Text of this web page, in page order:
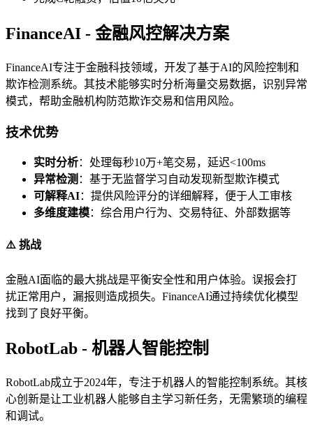
FinanceAI - 金融风控解决方案
FinanceAI专注于金融科技领域，开发了基于AI的风险控制和
欺诈检测系统。其技术能够实时分析海量交易数据，识别异常
模式，帮助金融机构防范欺诈交易和信用风险。
技术优势
实时分析：处理每秒10万+笔交易，延迟<100ms
异常检测 ：基于无监督学习自动发现新型欺诈模式
可解释AI：提供风险评分的详细解释，便于人工审核
多维度建模：综合用户行为、交易特征、外部数据等
⚠️ 挑战
金融AI面临的最大挑战是平衡安全性和用户体验。误报会打
扰正常用户，漏报则造成损失。FinanceAI通过持续优化模型
找到了良好平衡。
RobotLab - 机器人智能控制
RobotLab成立于2024年，专注于机器人的智能控制系统。其核
心创新是让工业机器人能够自主学习新任务，无需繁琐的编程
和调试。